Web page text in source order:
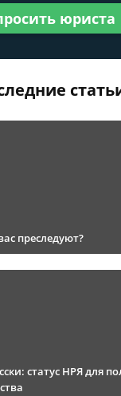
юриста
преследуют?
статус НРЯ для